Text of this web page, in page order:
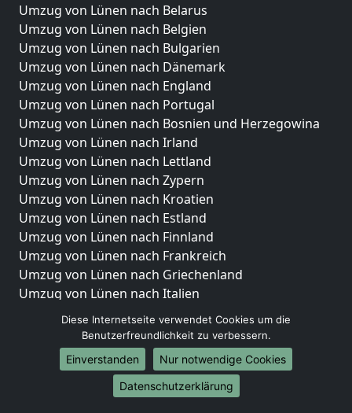
Umzug von Lünen nach Belarus
Umzug von Lünen nach Belgien
Umzug von Lünen nach Bulgarien
Umzug von Lünen nach Dänemark
Umzug von Lünen nach England
Umzug von Lünen nach Portugal
Umzug von Lünen nach Bosnien und Herzegowina
Umzug von Lünen nach Irland
Umzug von Lünen nach Lettland
Umzug von Lünen nach Zypern
Umzug von Lünen nach Kroatien
Umzug von Lünen nach Estland
Umzug von Lünen nach Finnland
Umzug von Lünen nach Frankreich
Umzug von Lünen nach Griechenland
Umzug von Lünen nach Italien
Umzug von Lünen nach Liechtenstein
Umzug von Lünen nach Luxemburg
Umzug von Lünen nach Niederlande
Umzug von Lünen nach Norwegen
Umzüge-Deutschlandweit
Diese Internetseite verwendet Cookies um die
Benutzerfreundlichkeit zu verbessern.
Einverstanden
Nur notwendige Cookies
Datenschutzerklärung